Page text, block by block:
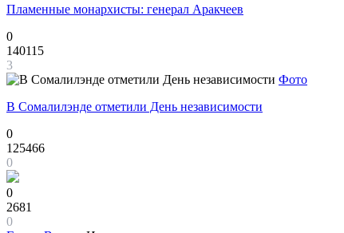
Пламенные монархисты: генерал Аракчеев
0
140115
3
Фото
В Сомалилэнде отметили День независимости
0
125466
0
0
2681
0